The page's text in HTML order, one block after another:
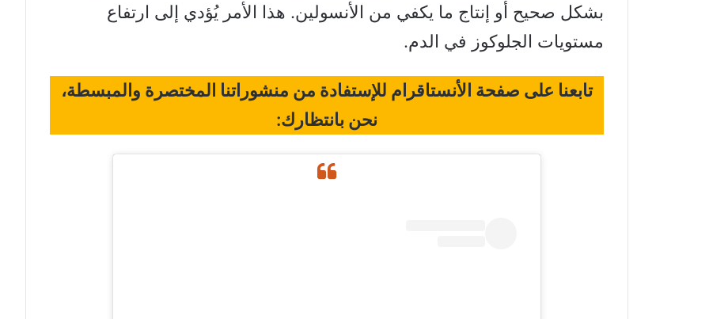
بشكل صحيح أو إنتاج ما يكفي من الأنسولين. هذا الأمر يُؤدي إلى ارتفاع
مستويات الجلوكوز في الدم.
تابعنا على صفحة الأنستاقرام للإستفادة من منشوراتنا المختصرة والمبسطة،
نحن بانتظارك: